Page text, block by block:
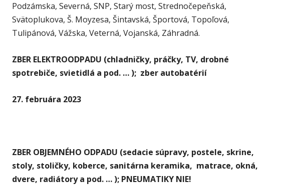
Podzámska, Severná, SNP, Starý most, Strednočepeňská,
Svätoplukova, Š. Moyzesa, Šintavská, Športová, Topoľová,
Tulipánová, Vážska, Veterná, Vojanská, Záhradná.
ZBER ELEKTROODPADU (chladničky, práčky, TV, drobné
spotrebiče, svietidlá a pod. … ); zber autobatérií
27. februára 2023
ZBER OBJEMNÉHO ODPADU (sedacie súpravy, postele, skrine,
stoly, stoličky, koberce, sanitárna keramika, matrace, okná,
dvere, radiátory a pod. … ); PNEUMATIKY NIE!